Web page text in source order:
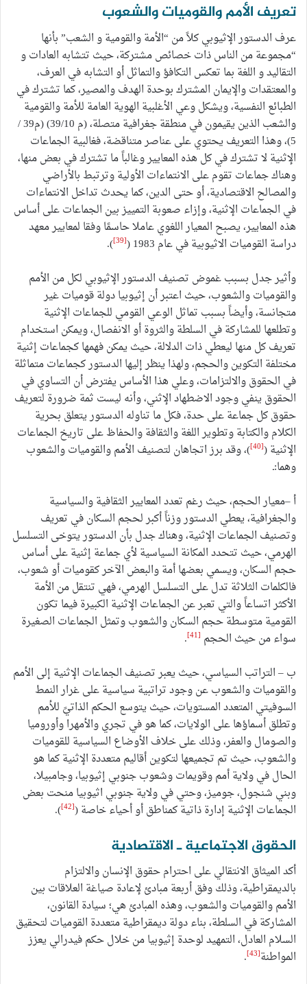
تعريف الأمم والقوميات والشعوب
عرف الدستور الإثيوبي كلاً من “الأمة والقومية و الشعب” بأنها
“مجموعة من الناس ذات خصائص مشتركة، حيث تتشابه العادات و
التقاليد و اللغة بما تعكس التكافؤ والتماثل أو التشابه في العرف،
والمعتقدات والإيمان المشترك بوحدة الهدف والمصير، كما تشترك في
الطبائع النفسية، ويشكل وعي الأغلبية الهوية العامة للأمة والقومية
والشعب الذين يقيمون في منطقة جغرافية متصلة، (م 39/10) (م39 /
5)، وهذا التعريف يحتوي على عناصر متناقضة، فغالبية الجماعات
الإثنية لا تشترك في كل هذه المعايير وغالباً ما تشترك في بعض منها،
وهناك جماعات تقوم على الانتماءات الأولية وترتبط بالأراضي
والمصالح الاقتصادية، أو حتى الدين، كما يحدث تداخل الانتماءات
في الجماعات الإثنية، وإزاء صعوبة التمييز بين الجماعات على أساس
هذه المعايير، يصبح المعيار اللغوي عاملا حاسمًا وفقا لمعايير معهد
دراسة القوميات الاثيوبية في عام 1983 (
[39]
).
وأثير جدل بسبب غموض تصنيف الدستور الإثيوبي لكل من الأمم
والقوميات والشعوب، حيث اعتبر أن إثيوبيا دولة قوميات غير
متجانسة، وأيضاً بسبب تماثل الوعي القومي للجماعات الإثنية
وتطلعها للمشاركة في السلطة والثروة أو الانفصال، ويمكن استخدام
تعريف كل منها ليعطي ذات الدلالة، حيث يمكن فهمها كجماعات إثنية
مختلفة التكوين والحجم، ولهذا ينظر إليها الدستور كجماعات متماثلة
في الحقوق والالتزامات، وعلي هذا الأساس يفترض أن التساوي في
الحقوق ينفي وجود الاضطهاد الإثني، وأنه ليست ثمة ضرورة لتعريف
حقوق كل جماعة على حدة، فكل ما تناوله الدستور يتعلق بحرية
الكلام والكتابة وتطوير اللغة والثقافة والحفاظ على تاريخ الجماعات
الإثنية ([40]
)، وقد برز اتجاهان لتصنيف الأمم والقوميات والشعوب
وهما:ـ
أ –معيار الحجم، حيث رغم تعدد المعايير الثقافية والسياسية
والجغرافية، يعطي الدستور وزناً أكبر لحجم السكان في تعريف
وتصنيف الجماعات الإثنية، وهناك جدل بأن الدستور يتوخى التسلسل
الهرمي، حيث تتحدد المكانة السياسية لأي جماعة إثنية على أساس
حجم السكان، ويسمي بعضها أمة والبعض الآخر كقوميات أو شعوب،
فالكلمات الثلاثة تدل على التسلسل الهرمي، فهي تنتقل من الأمة
الأكثر اتساعاً والتي تعبر عن الجماعات الإثنية الكبيرة فيما تكون
القومية متوسطة حجم السكان والشعوب وتمثل الجماعات الصغيرة
سواء من حيث الحجم [41]
.
ب – التراتب السياسي، حيث يعبر تصنيف الجماعات الإثنية إلى الأمم
والقوميات والشعوب عن وجود تراتبية سياسية على غرار النمط
السوفيتي المتعدد المستويات، حيث يتوسع الحكم الذاتيً للأمم
وتطلق أسماؤها على الولايات، كما هو في تجري والأمهرا وأوروميا
والصومال والعفر، وذلك على خلاف الأوضاع السياسية للقوميات
والشعوب، حيث تم تجميعها لتكوين أقاليم متعددة الإثنية كما هو
الحال في ولاية أمم وقويمات وشعوب جنوبي إثيوبيا، وجامبيلا،
وبني شنجول، جوميز، وحتي في ولاية جنوبي اثيوبيا منحت بعض
الجماعات الإثنية إدارة ذاتية كمناطق أو أحياء خاصة ([42]
).
الحقوق الاجتماعية ـ الاقتصادية
أكد الميثاق الانتقالي على احترام حقوق الإنسان والالتزام
بالديمقراطية، وذلك وفق أربعة مبادئ لإعادة صياغة العلاقات بين
الأمم والقوميات والشعوب، وهذه المبادئ هي؛ سيادة القانون،
المشاركة في السلطة، بناء دولة ديمقراطية متعددة القوميات لتحقيق
السلام العادل، التمهيد لوحدة إثيوبيا من خلال حكم فيدرالي يعزز
المواطنة[43]
.